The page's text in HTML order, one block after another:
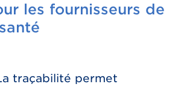
les fournisseurs de
traçabilité permet